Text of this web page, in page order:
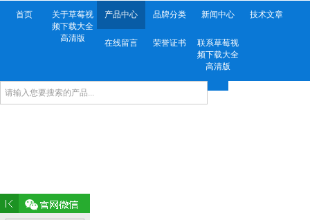
首页
关于草莓视
频下载大全
高清版
产品中心 品牌分类 新闻中心 技术文章
在线留言 荣誉证书
联系草莓视
频下载大全
高清版